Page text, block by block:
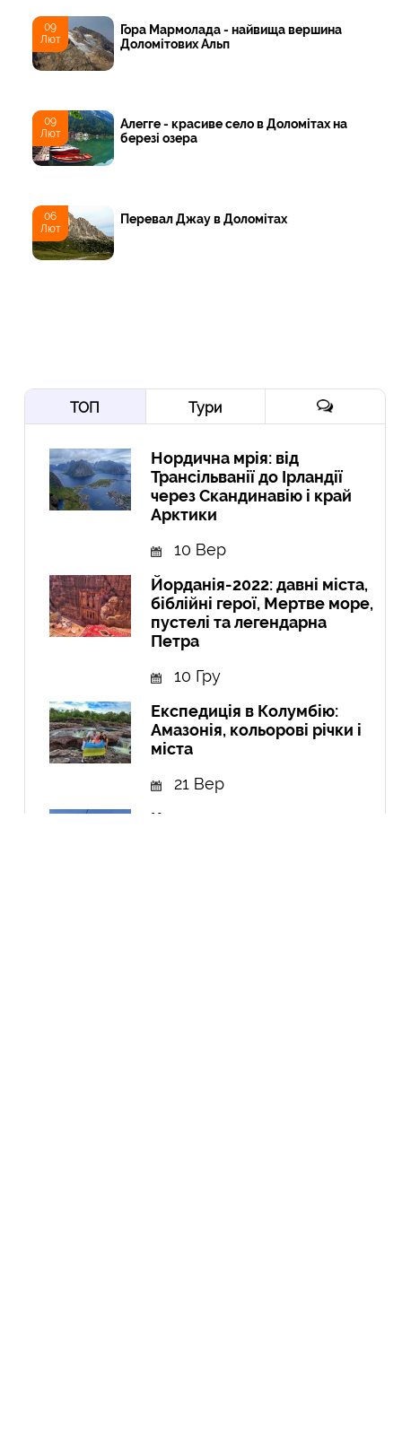
09
Лют
Гора Мармолада - найвища вершина
Доломітових Альп
09
Лют
Алегге - красиве село в Доломітах на
березі озера
06
Лют
Перевал Джау в Доломітах
ТОП Тури
Нордична мрія: від
Трансільванії до Ірландії
через Скандинавію і край
Арктики
10 Вер
Йорданія-2022: давні міста,
біблійні герої, Мертве море,
пустелі та легендарна
Петра
10 Гру
Експедиція в Колумбію:
Амазонія, кольорові річки і
міста
21 Вер
Курдистан: перша подорож